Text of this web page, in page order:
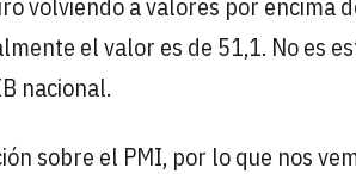
el valor es de 51,1. No es
nacional.
sobre el PMI, por lo que nos